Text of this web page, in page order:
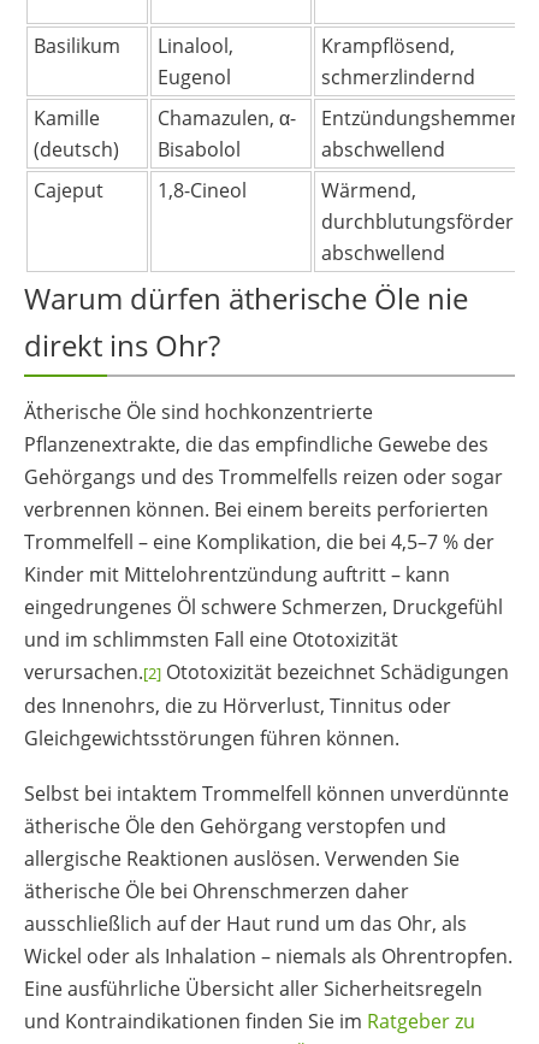
Basilikum
Linalool,
Eugenol
Krampflösend,
schmerzlindernd
Kamille
(deutsch)
Chamazulen, α-
Bisabolol
Entzündungshemmend,
abschwellend
Cajeput
1,8-Cineol
Wärmend,
abschwellend
Warum dürfen ätherische Öle nie
direkt ins Ohr?
Ätherische Öle sind hochkonzentrierte
Pflanzenextrakte, die das empfindliche Gewebe des
Gehörgangs und des Trommelfells reizen oder sogar
verbrennen können. Bei einem bereits perforierten
Trommelfell – eine Komplikation, die bei 4,5–7 % der
Kinder mit Mittelohrentzündung auftritt – kann
eingedrungenes Öl schwere Schmerzen, Druckgefühl
und im schlimmsten Fall eine Ototoxizität
verursachen.[2] Ototoxizität bezeichnet Schädigungen
des Innenohrs, die zu Hörverlust, Tinnitus oder
Gleichgewichtsstörungen führen können.
Selbst bei intaktem Trommelfell können unverdünnte
ätherische Öle den Gehörgang verstopfen und
allergische Reaktionen auslösen. Verwenden Sie
ätherische Öle bei Ohrenschmerzen daher
ausschließlich auf der Haut rund um das Ohr, als
Wickel oder als Inhalation – niemals als Ohrentropfen.
Eine ausführliche Übersicht aller Sicherheitsregeln
und Kontraindikationen finden Sie im Ratgeber zu